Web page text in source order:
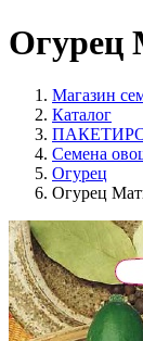
Огурец
Магазин
Каталог
Семена
Огурец
Огурец